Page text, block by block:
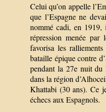
Celui qu’on appelle
que l’Espagne ne
nommé cadi, en 1919,
répression menée par
favorisa les
bataille épique contre
pendant la 27e nuit
dans la région
Khattabi (30 ans). Ce
échecs aux Espagnols.